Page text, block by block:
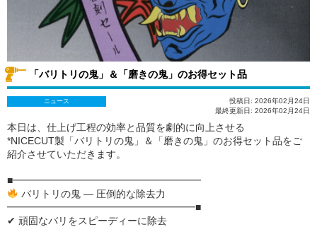
「バリトリの鬼」＆「磨きの鬼」のお得セット品
ニュース
投稿日: 2026年02月24日
最終更新日: 2026年02月24日
本日は、仕上げ工程の効率と品質を劇的に向上させる
*NICECUT製「バリトリの鬼」＆「磨きの鬼」のお得セット品をご
紹介させていただきます。
■━━━━━━━━━━━━━━━━━━━
バリトリの鬼 ― 圧倒的な除去力
━━━━━━━━━━━━━━━━━━━■
✔ 頑固なバリをスピーディーに除去